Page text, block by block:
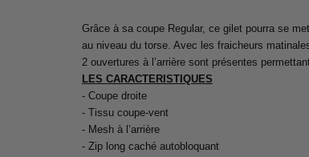
Grâce à sa coupe Regular, ce gilet pourra se
au niveau du torse. Avec les fraicheurs
2 ouvertures à l’arrière sont présentes
LES CARACTERISTIQUES
- Coupe droite
- Tissu coupe-vent
- Mesh à l’arrière
- Zip long caché autobloquant